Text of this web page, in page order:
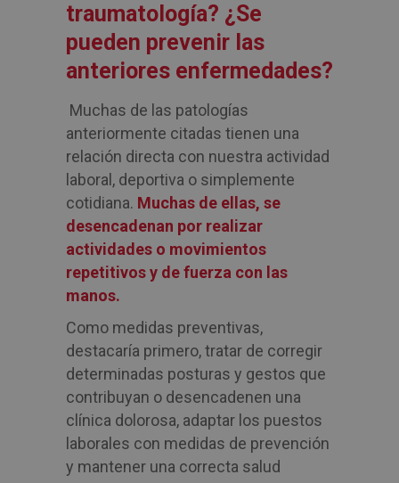
traumatología? ¿Se
pueden prevenir las
anteriores enfermedades?
Muchas de las patologías
anteriormente citadas tienen una
relación directa con nuestra actividad
laboral, deportiva o simplemente
cotidiana. Muchas de ellas, se
desencadenan por realizar
actividades o movimientos
repetitivos y de fuerza con las
manos.
Como medidas preventivas,
destacaría primero, tratar de corregir
determinadas posturas y gestos que
contribuyan o desencadenen una
clínica dolorosa, adaptar los puestos
laborales con medidas de prevención
y mantener una correcta salud